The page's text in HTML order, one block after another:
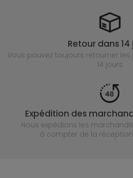
Retour dans 14
Vous pouvez toujours retourner
14 jours
Expédition des
Nous expédions les
à compter de la